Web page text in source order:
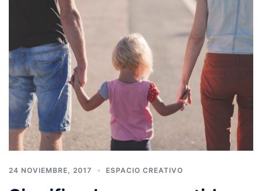
24 NOVIEMBRE, 2017 ESPACIO CREATIVO